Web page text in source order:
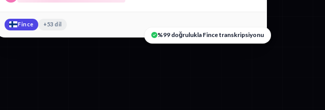
Fince +53 dil
%99 doğrulukla Fince transkripsiyonu